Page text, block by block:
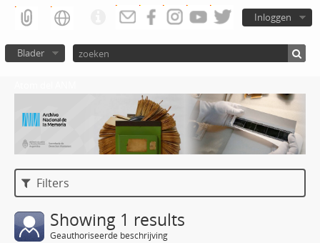
Inloggen
Blader
Filters
Showing 1 results
Geauthoriseerde beschrijving